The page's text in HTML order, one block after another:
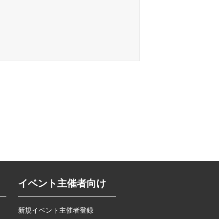
イベント主催者向け
新規イベント主催者登録